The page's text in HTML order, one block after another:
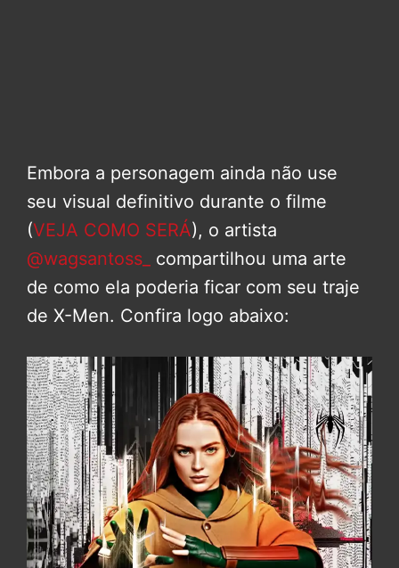
Embora a personagem ainda não use
seu visual definitivo durante o filme
(VEJA COMO SERÁ), o artista
@wagsantoss_
compartilhou uma arte
de como ela poderia ficar com seu traje
de X-Men. Confira logo abaixo: